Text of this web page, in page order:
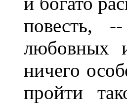
повесть,
любовных
ничего
пройти